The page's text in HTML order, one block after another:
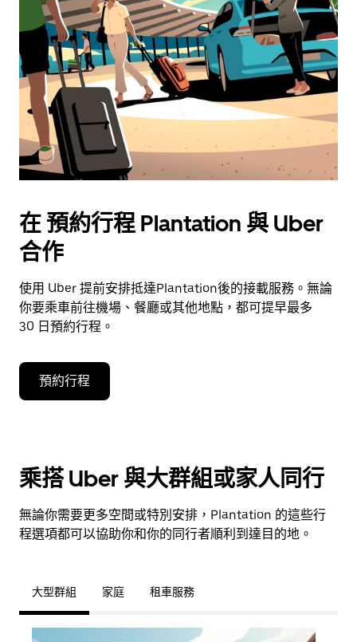
在 預約行程 Plantation 與 Uber
合作
使用 Uber 提前安排抵達Plantation後的接載服務。無論
你要乘車前往機場、餐廳或其他地點，都可提早最多
30 日預約行程。
預約行程
乘搭 Uber 與大群組或家人同行
無論你需要更多空間或特別安排，Plantation 的這些行
程選項都可以協助你和你的同行者順利到達目的地。
大型群組 家庭 租車服務